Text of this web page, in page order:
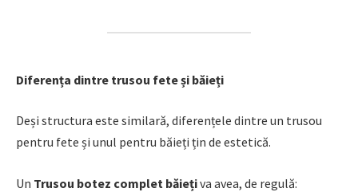
Diferența dintre trusou fete și băieți
Deși structura este similară, diferențele dintre un trusou
pentru fete și unul pentru băieți țin de estetică.
Un Trusou botez complet băiețiva avea, de regulă: